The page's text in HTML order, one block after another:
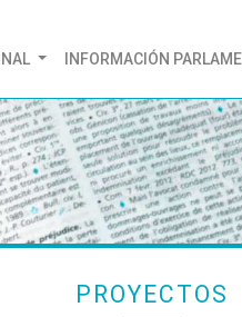
INFORMACIÓN
PROYECTOS